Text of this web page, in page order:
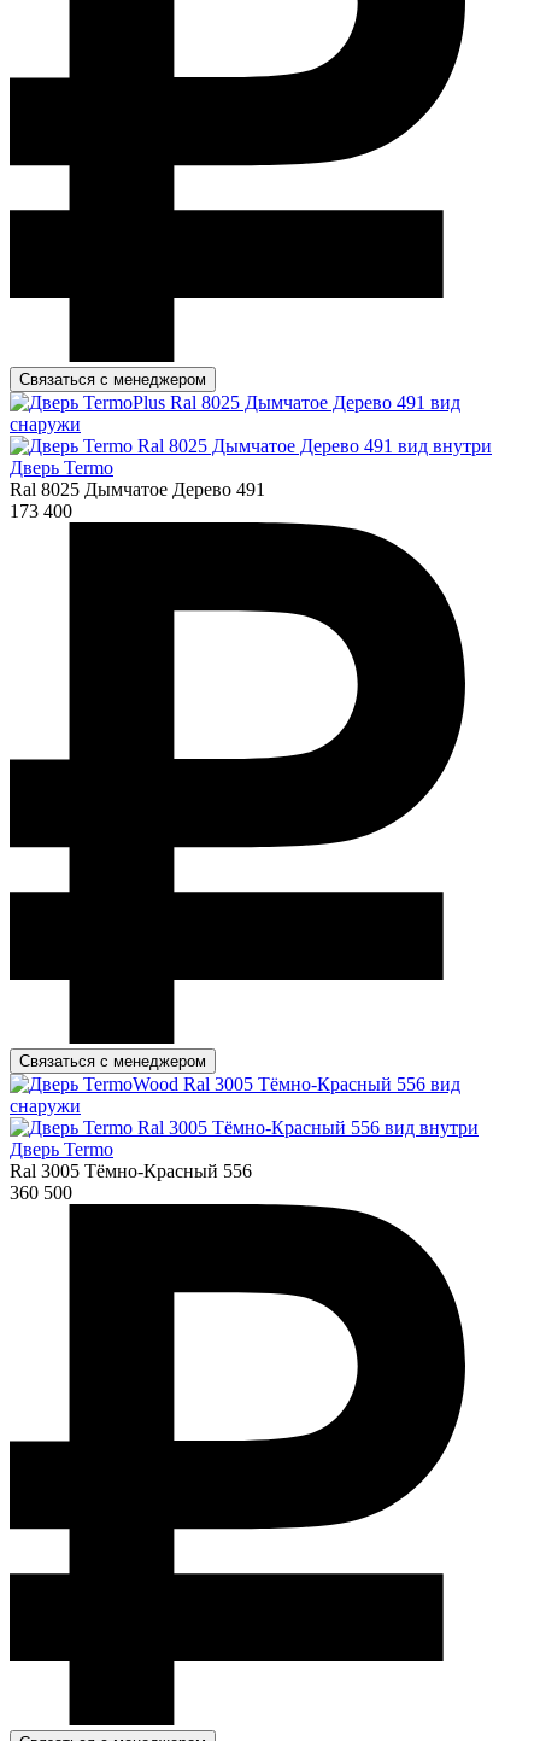
Связаться с менеджером
Дверь Termo
Ral 8025 Дымчатое Дерево 491
173 400
Связаться с менеджером
Дверь Termo
Ral 3005 Тёмно-Красный 556
360 500